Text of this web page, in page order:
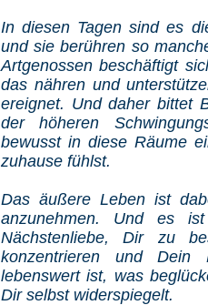
In diesen Tagen sind es
und sie berühren so
Artgenossen beschäftigt
das nähren und
ereignet. Und daher bittet
der höheren
bewusst in diese Räume
zuhause fühlst.
Das äußere Leben ist
anzunehmen. Und es
Nächstenliebe, Dir zu
konzentrieren und Dein
lebenswert ist, was
Dir selbst widerspiegelt.